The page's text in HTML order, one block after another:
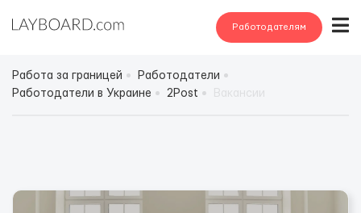
Работодателям
Работа за границей
Работодатели
Работодатели в Украине
2Post